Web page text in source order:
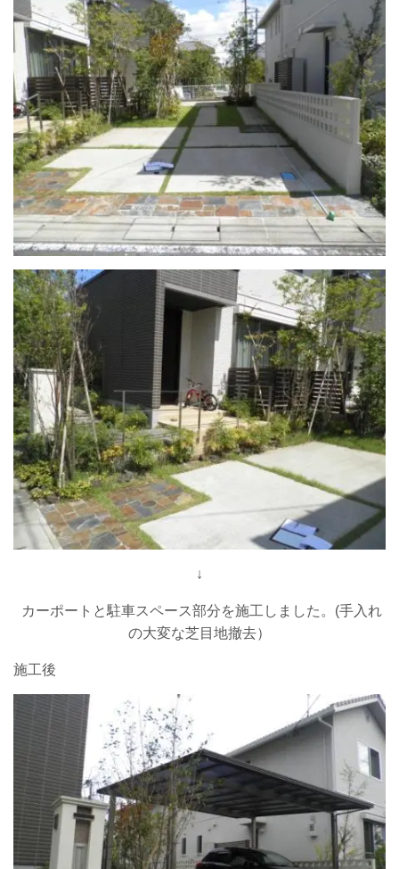
↓
カーポートと駐車スペース部分を施工しました。(手入れ
の大変な芝目地撤去）
施工後